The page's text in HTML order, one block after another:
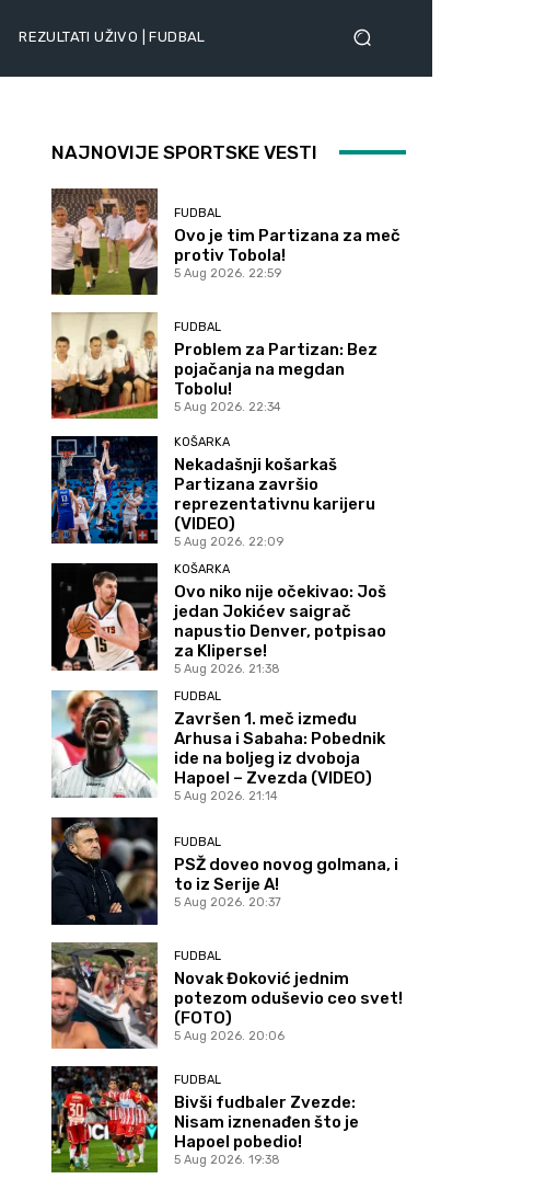
REZULTATI UŽIVO | FUDBAL
NAJNOVIJE SPORTSKE VESTI
FUDBAL
Ovo je tim Partizana za meč
protiv Tobola!
5 Aug 2026. 22:59
FUDBAL
Problem za Partizan: Bez
pojačanja na megdan
Tobolu!
5 Aug 2026. 22:34
KOŠARKA
Nekadašnji košarkaš
Partizana završio
reprezentativnu karijeru
(VIDEO)
5 Aug 2026. 22:09
KOŠARKA
Ovo niko nije očekivao: Još
jedan Jokićev saigrač
napustio Denver, potpisao
za Kliperse!
5 Aug 2026. 21:38
FUDBAL
Završen 1. meč između
Arhusa i Sabaha: Pobednik
ide na boljeg iz dvoboja
Hapoel – Zvezda (VIDEO)
5 Aug 2026. 21:14
FUDBAL
PSŽ doveo novog golmana, i
to iz Serije A!
5 Aug 2026. 20:37
FUDBAL
Novak Đoković jednim
potezom oduševio ceo svet!
(FOTO)
5 Aug 2026. 20:06
FUDBAL
Bivši fudbaler Zvezde:
Nisam iznenađen što je
Hapoel pobedio!
5 Aug 2026. 19:38